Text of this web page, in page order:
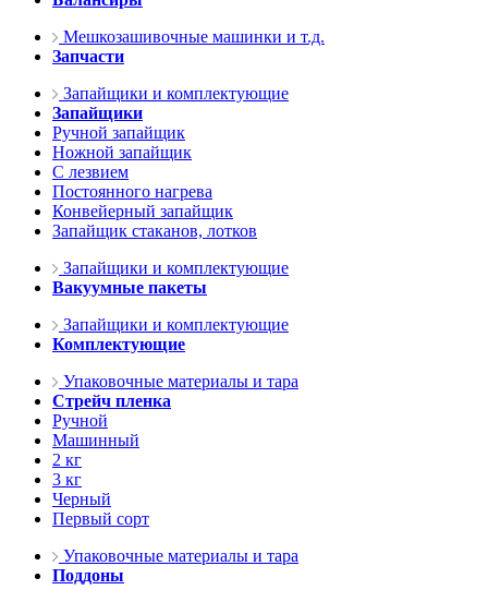
Мешкозашивочные машинки и т.д.
Запчасти
Запайщики и комплектующие
Запайщики
Ручной запайщик
Ножной запайщик
С лезвием
Постоянного нагрева
Конвейерный запайщик
Запайщик стаканов, лотков
Запайщики и комплектующие
Вакуумные пакеты
Запайщики и комплектующие
Комплектующие
Упаковочные материалы и тара
Стрейч пленка
Ручной
Машинный
2 кг
3 кг
Черный
Первый сорт
Упаковочные материалы и тара
Поддоны